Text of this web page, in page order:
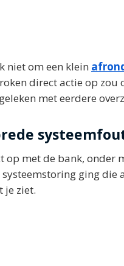
niet om een klein
direct actie op zou
met eerdere
op met de bank, onder
ging die
je ziet.